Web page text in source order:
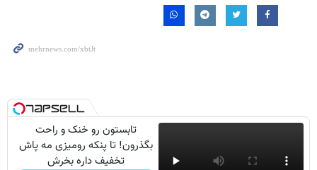
تابستون رو خنک و راحت
بگذرون! تا پنکه رومیزی مه پاش
تخفیف داره بخرش